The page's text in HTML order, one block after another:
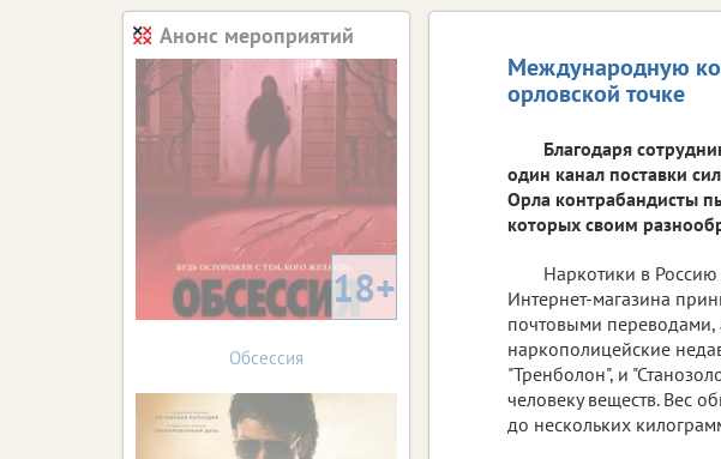
Международную
орловской точке
Благодаря
один канал поставки
Орла контрабандисты
которых своим
Наркотики в
Интернет-магазина
почтовыми переводами,
наркополицейские
"Тренболон", и
человеку веществ. Вес
до нескольких
Анонс мероприятий
18+
Обсессия